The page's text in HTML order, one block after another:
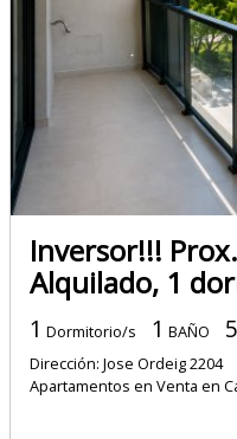
Inversor!!!
Alquilado, 1
1 Dormitorio/s 1 BAÑO
Dirección: Jose Ordeig 2204
Apartamentos en Venta en